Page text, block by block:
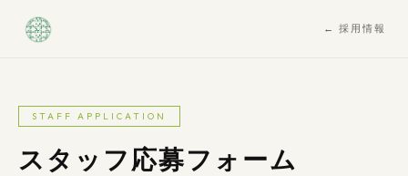
← 採用情報
STAFF APPLICATION
スタッフ応募フォーム